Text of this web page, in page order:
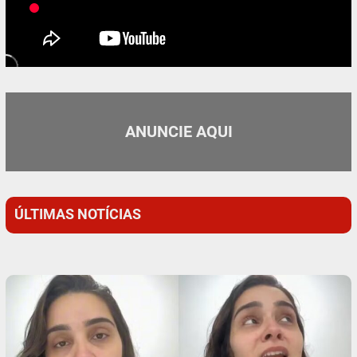
ANUNCIE AQUI
ÚLTIMAS NOTÍCIAS